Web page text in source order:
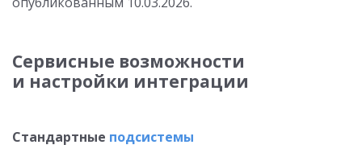
Сервисные возможности
и настройки интеграции
Стандартные подсистемы